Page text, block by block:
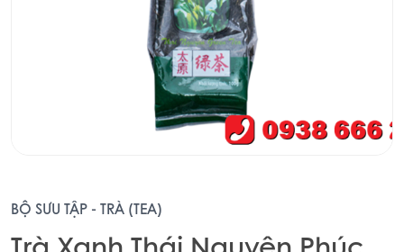
BỘ SƯU TẬP - TRÀ (TEA)